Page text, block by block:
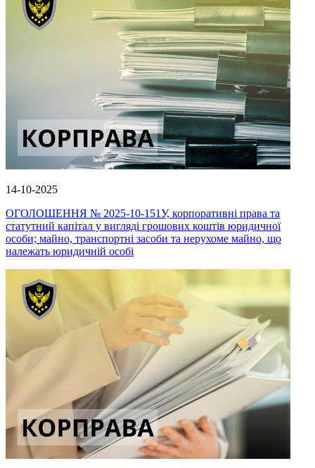
14-10-2025
ОГОЛОШЕННЯ № 2025-10-151У, корпоративні права та
статутний капітал у вигляді грошових коштів юридичної
особи; майно, транспортні засоби та нерухоме майно, що
належать юридичній особі